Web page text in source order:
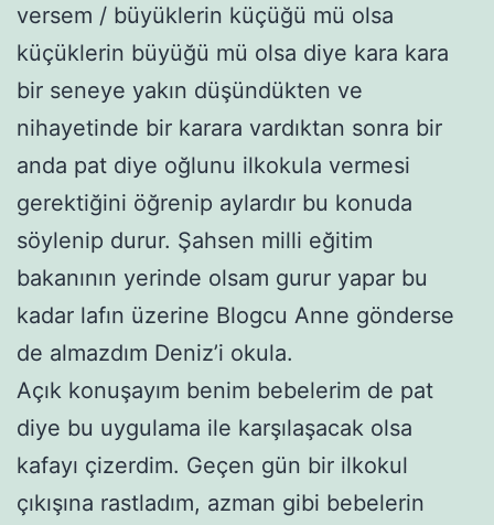
versem / büyüklerin küçüğü mü olsa
küçüklerin büyüğü mü olsa diye kara kara
bir seneye yakın düşündükten ve
nihayetinde bir karara vardıktan sonra bir
anda pat diye oğlunu ilkokula vermesi
gerektiğini öğrenip aylardır bu konuda
söylenip durur. Şahsen milli eğitim
bakanının yerinde olsam gurur yapar bu
kadar lafın üzerine Blogcu Anne gönderse
de almazdım Deniz’i okula.
Açık konuşayım benim bebelerim de pat
diye bu uygulama ile karşılaşacak olsa
kafayı çizerdim. Geçen gün bir ilkokul
çıkışına rastladım, azman gibi bebelerin